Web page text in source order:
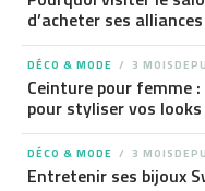
d’acheter ses
DÉCO & MODE 3
Ceinture pour femme
pour styliser vos looks
DÉCO & MODE 3
Entretenir ses bijoux